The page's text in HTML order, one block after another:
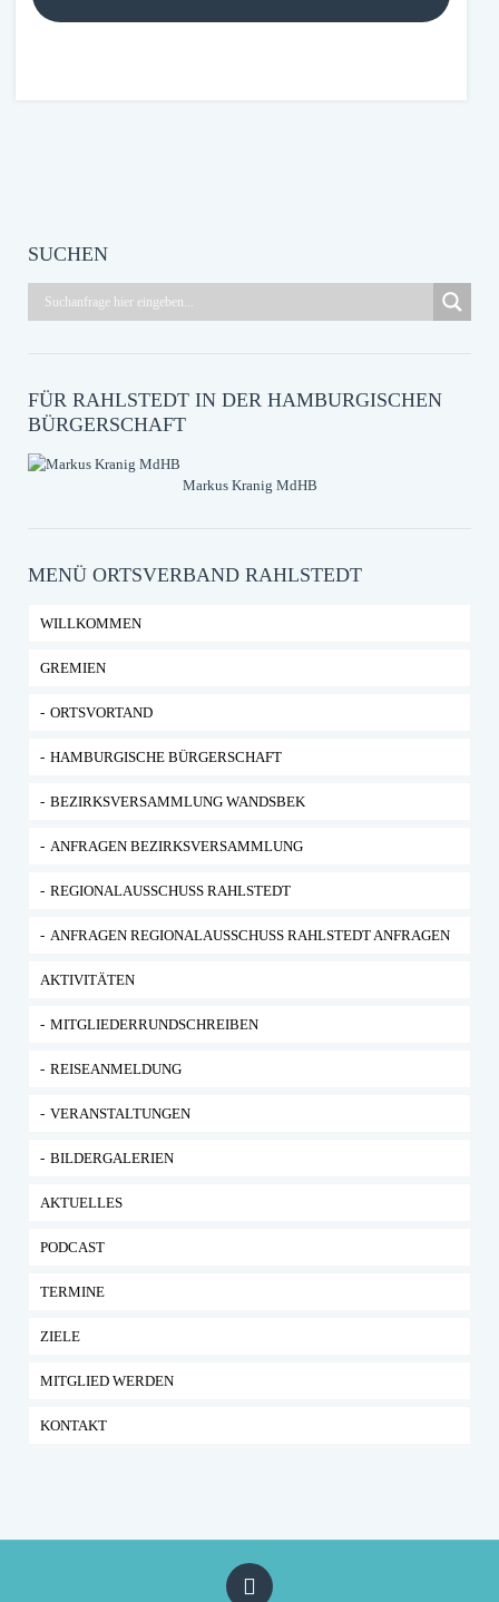
SUCHEN
FÜR RAHLSTEDT IN DER HAMBURGISCHEN
BÜRGERSCHAFT
Markus Kranig MdHB
MENÜ ORTSVERBAND RAHLSTEDT
WILLKOMMEN
GREMIEN
ORTSVORTAND
HAMBURGISCHE BÜRGERSCHAFT
BEZIRKSVERSAMMLUNG WANDSBEK
ANFRAGEN BEZIRKSVERSAMMLUNG
REGIONALAUSSCHUSS RAHLSTEDT
ANFRAGEN REGIONALAUSSCHUSS RAHLSTEDT ANFRAGEN
AKTIVITÄTEN
MITGLIEDERRUNDSCHREIBEN
REISEANMELDUNG
VERANSTALTUNGEN
BILDERGALERIEN
AKTUELLES
PODCAST
TERMINE
ZIELE
MITGLIED WERDEN
KONTAKT